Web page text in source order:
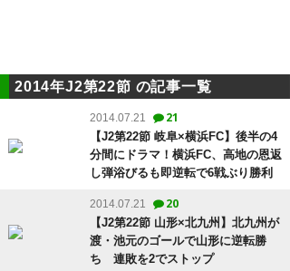
2014年J2第22節 の記事一覧
2014.07.21 21
【J2第22節 岐阜×横浜FC】後半の4
分間にドラマ！横浜FC、高地の恩返
し弾浴びるも即逆転で6戦ぶり勝利
2014.07.21 20
【J2第22節 山形×北九州】北九州が
渡・池元のゴールで山形に逆転勝
ち 連敗を2でストップ